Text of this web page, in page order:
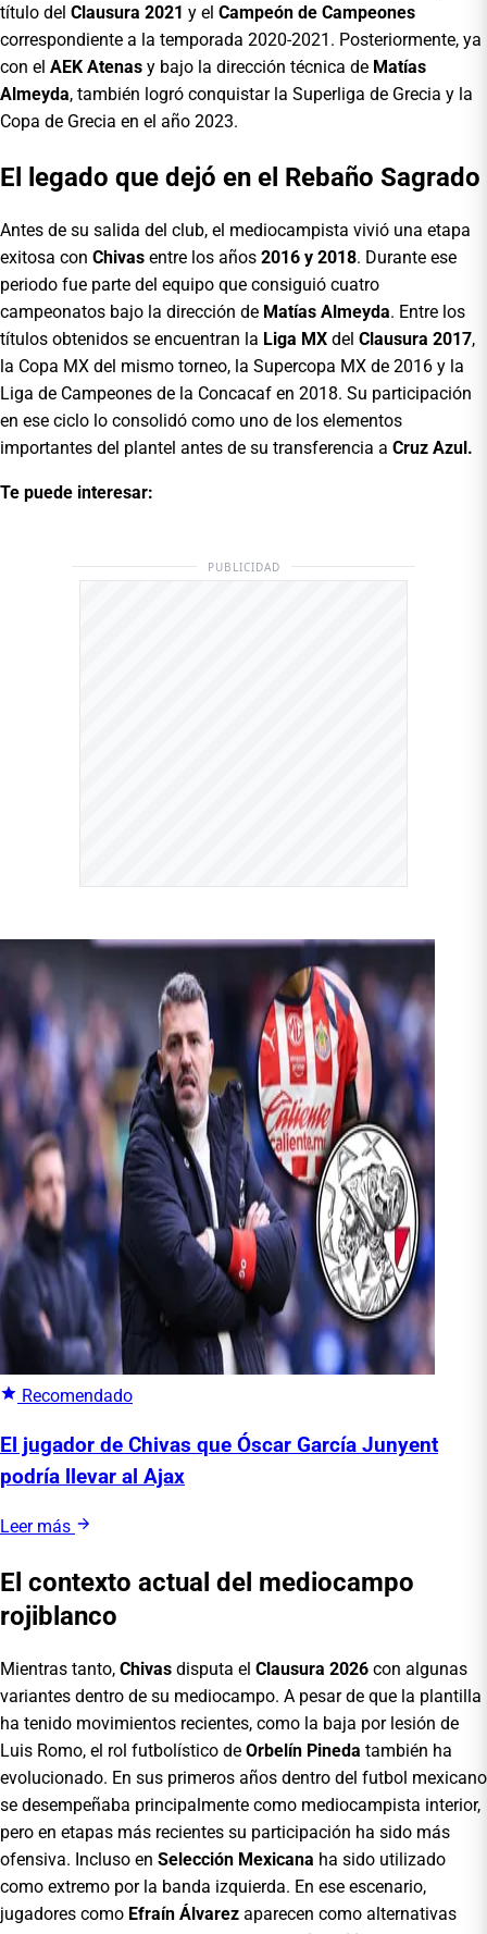
título del Clausura 2021 y el Campeón de Campeones
correspondiente a la temporada 2020-2021. Posteriormente, ya
con el AEK Atenas y bajo la dirección técnica de Matías
Almeyda, también logró conquistar la Superliga de Grecia y la
Copa de Grecia en el año 2023.
El legado que dejó en el Rebaño Sagrado
Antes de su salida del club, el mediocampista vivió una etapa
exitosa con Chivas entre los años 2016 y 2018. Durante ese
periodo fue parte del equipo que consiguió cuatro
campeonatos bajo la dirección de Matías Almeyda. Entre los
títulos obtenidos se encuentran la Liga MX del Clausura 2017,
la Copa MX del mismo torneo, la Supercopa MX de 2016 y la
Liga de Campeones de la Concacaf en 2018. Su participación
en ese ciclo lo consolidó como uno de los elementos
importantes del plantel antes de su transferencia a Cruz Azul.
Te puede interesar:
PUBLICIDAD
Recomendado
El jugador de Chivas que Óscar García Junyent
podría llevar al Ajax
Leer más
El contexto actual del mediocampo
rojiblanco
Mientras tanto, Chivas disputa el Clausura 2026 con algunas
variantes dentro de su mediocampo. A pesar de que la plantilla
ha tenido movimientos recientes, como la baja por lesión de
Luis Romo, el rol futbolístico de Orbelín Pineda también ha
evolucionado. En sus primeros años dentro del futbol mexicano
se desempeñaba principalmente como mediocampista interior,
pero en etapas más recientes su participación ha sido más
ofensiva. Incluso en Selección Mexicana ha sido utilizado
como extremo por la banda izquierda. En ese escenario,
jugadores como Efraín Álvarez aparecen como alternativas